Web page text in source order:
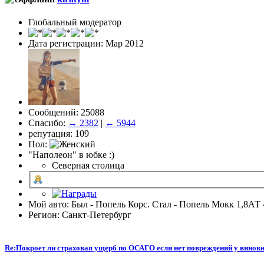
Глобальный модератор
Дата регистрации: Мар 2012
Сообщений: 25088
Спасибо: → 2382 | ← 5944
репутация: 109
Пол:
"Наполеон" в юбке :)
Северная столица
Мой авто: Был - Попель Корс. Стал - Попель Мокк 1,8АТ
Регион: Санкт-Петербург
Re:Покроет ли страховая ущерб по ОСАГО если нет повреждений у